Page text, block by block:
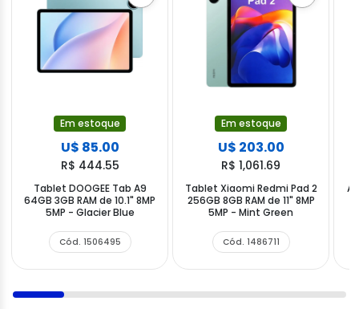
Em estoque
U$ 85.00
R$ 444.55
Tablet DOOGEE Tab A9
64GB 3GB RAM de 10.1" 8MP
5MP - Glacier Blue
Cód. 1506495
Em estoque
U$ 203.00
R$ 1,061.69
Tablet Xiaomi Redmi Pad 2
256GB 8GB RAM de 11" 8MP
5MP - Mint Green
Cód. 1486711